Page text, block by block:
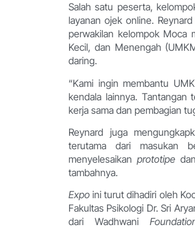
Salah satu peserta,
layanan ojek online.
perwakilan kelompok Moca
Kecil, dan Menengah
daring.
“Kami ingin membantu
kendala lainnya. Tantangan
kerja sama dan pembagian
Reynard juga
terutama dari masukan
menyelesaikan prototipedan
tambahnya.
Expo ini turut dihadiri oleh
Fakultas Psikologi Dr. Sri
dari Wadhwani